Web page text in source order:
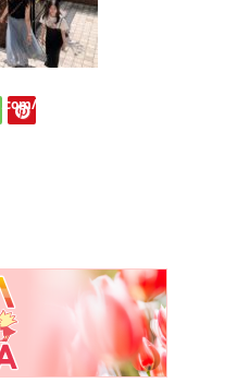
"name" on null in
public_html/wp-